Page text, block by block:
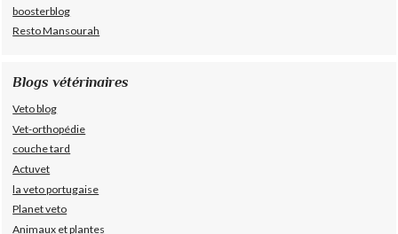
boosterblog
Resto Mansourah
Blogs vétérinaires
Veto blog
Vet-orthopédie
couche tard
Actuvet
la veto portugaise
Planet veto
Animaux et plantes